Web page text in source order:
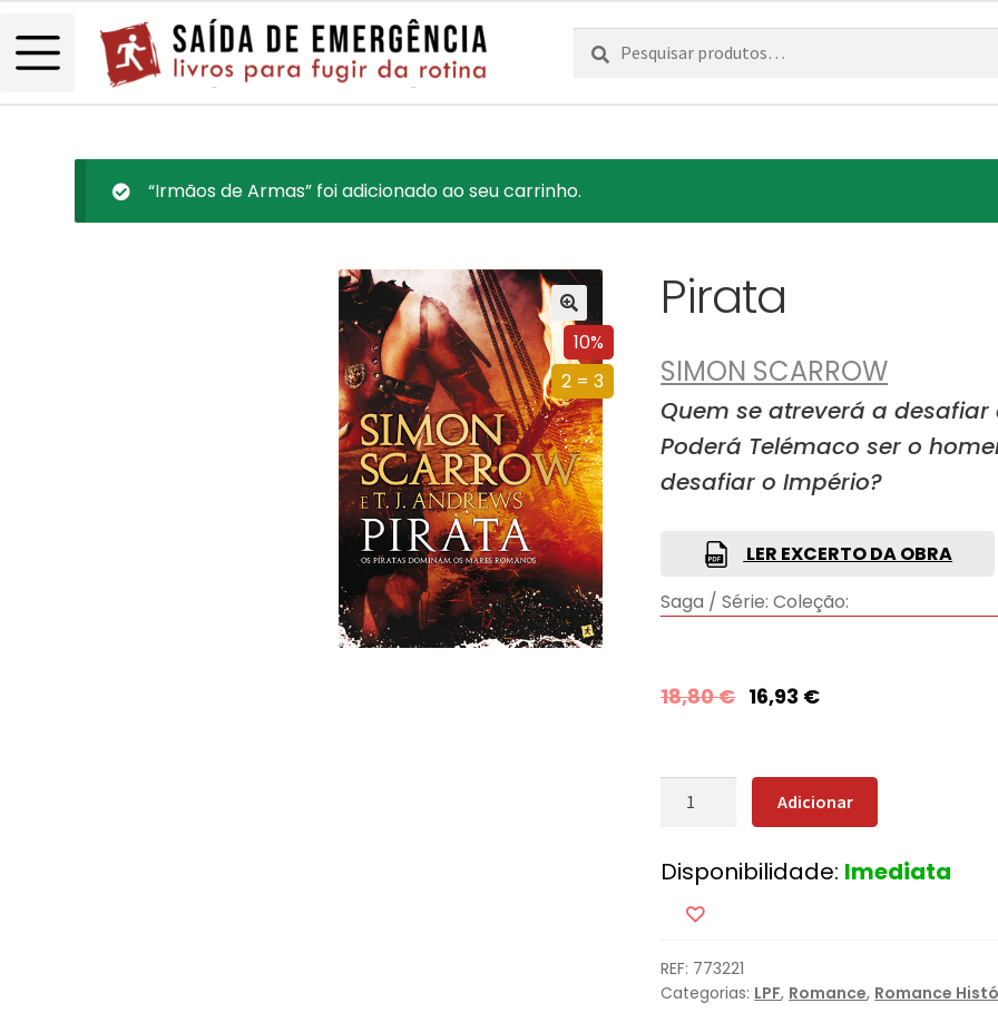
Pesquisar
por:
Pesquisa
“Irmãos de Armas” foi adicionado ao seu carrinho.
10%
2 = 3
Pirata
SIMON SCARROW
Quem se atreverá a
Poderá Telémaco ser o
desafiar o Império?
LER EXCERTO DA OBRA
Saga / Série: Coleção:
18,80€ 16,93 €
Quantidade
Adicionar
Disponibilidade: Imediata
REF: 773221
Categorias: LPF, Romance, Romance